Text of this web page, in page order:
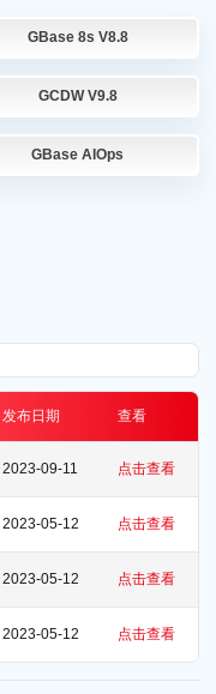
GBase 8s V8.8
GCDW V9.8
GBase AIOps
发布日期 查看
2023-09-11 点击查看
2023-05-12 点击查看
2023-05-12 点击查看
2023-05-12 点击查看